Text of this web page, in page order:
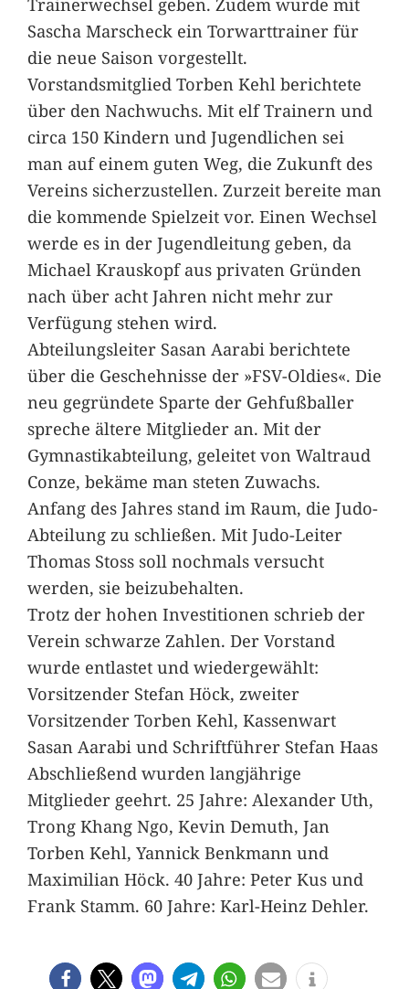
Sascha Marscheck ein Torwarttrainer für
die neue Saison vorgestellt.
Vorstandsmitglied Torben Kehl berichtete
über den Nachwuchs. Mit elf Trainern und
circa 150 Kindern und Jugendlichen sei
man auf einem guten Weg, die Zukunft des
Vereins sicherzustellen. Zurzeit bereite man
die kommende Spielzeit vor. Einen Wechsel
werde es in der Jugendleitung geben, da
Michael Krauskopf aus privaten Gründen
nach über acht Jahren nicht mehr zur
Verfügung stehen wird.
Abteilungsleiter Sasan Aarabi berichtete
über die Geschehnisse der »FSV-Oldies«. Die
neu gegründete Sparte der Gehfußballer
spreche ältere Mitglieder an. Mit der
Gymnastikabteilung, geleitet von Waltraud
Conze, bekäme man steten Zuwachs.
Anfang des Jahres stand im Raum, die Judo-
Abteilung zu schließen. Mit Judo-Leiter
Thomas Stoss soll nochmals versucht
werden, sie beizubehalten.
Trotz der hohen Investitionen schrieb der
Verein schwarze Zahlen. Der Vorstand
wurde entlastet und wiedergewählt:
Vorsitzender Stefan Höck, zweiter
Vorsitzender Torben Kehl, Kassenwart
Sasan Aarabi und Schriftführer Stefan Haas
Abschließend wurden langjährige
Mitglieder geehrt. 25 Jahre: Alexander Uth,
Trong Khang Ngo, Kevin Demuth, Jan
Torben Kehl, Yannick Benkmann und
Maximilian Höck. 40 Jahre: Peter Kus und
Frank Stamm. 60 Jahre: Karl-Heinz Dehler.